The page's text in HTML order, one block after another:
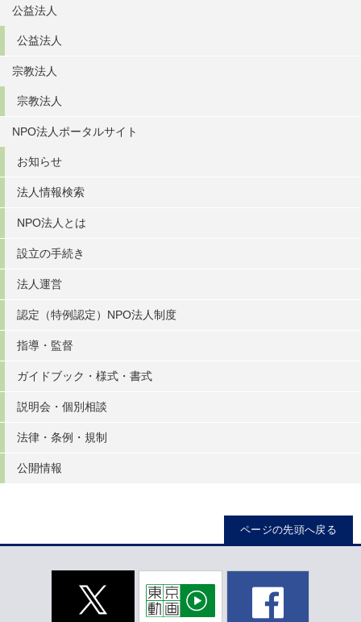
公益法人
公益法人
宗教法人
宗教法人
NPO法人ポータルサイト
お知らせ
法人情報検索
NPO法人とは
設立の手続き
法人運営
認定（特例認定）NPO法人制度
指導・監督
ガイドブック・様式・書式
説明会・個別相談
法律・条例・規制
公開情報
ページの先頭へ戻る